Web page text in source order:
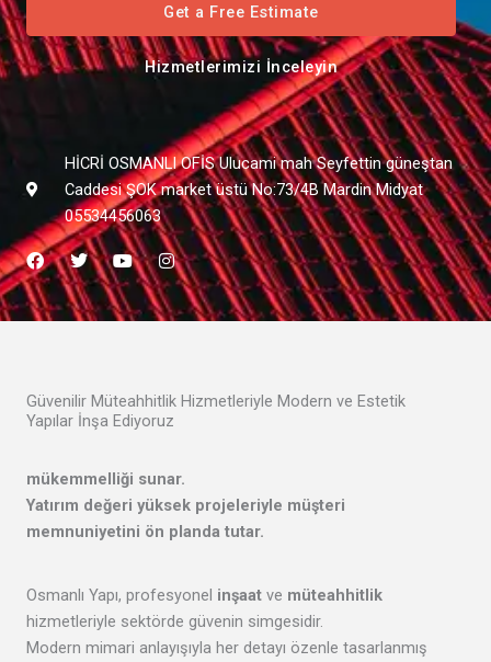
Get a Free Estimate
Hizmetlerimizi İnceleyin
HİCRİ OSMANLI OFİS Ulucami mah Seyfettin güneştan
Caddesi ŞOK market üstü No:73/4B Mardin Midyat
05534456063
F
a
c
e
b
T
w
i
t
t
Y
o
u
t
u
I
n
s
t
a
m
Güvenilir Müteahhitlik Hizmetleriyle Modern ve Estetik
Yapılar İnşa Ediyoruz
mükemmelliği sunar.
Yatırım değeri yüksek projeleriyle müşteri
memnuniyetini ön planda tutar.
Osmanlı Yapı, profesyonel inşaat ve müteahhitlik
hizmetleriyle sektörde güvenin simgesidir.
Modern mimari anlayışıyla her detayı özenle tasarlanmış